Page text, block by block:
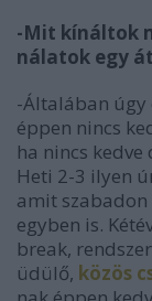
-Mit kínáltok
nálatok egy
-Általában
éppen nincs
ha nincs
Heti 2-3 ilyen
amit szabadon
egyben is.
break,
üdülő, közös